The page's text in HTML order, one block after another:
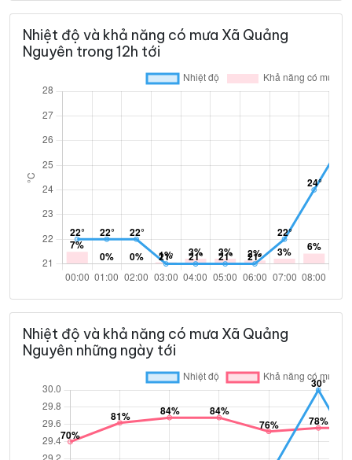
Nhiệt độ và khả năng có mưa Xã Quảng
Nguyên trong 12h tới
Nhiệt độ và khả năng có mưa Xã Quảng
Nguyên những ngày tới